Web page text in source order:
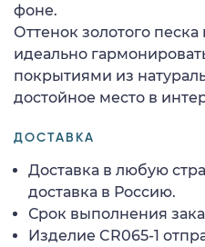
фоне.
Оттенок золотого
идеально
покрытиями из
достойное место в
ДОСТАВКА
Доставка в любую
доставка в Россию.
Срок выполнения
Изделие CR065-1